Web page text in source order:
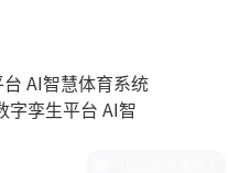
AI智慧体育系统
字孪生平台 AI智